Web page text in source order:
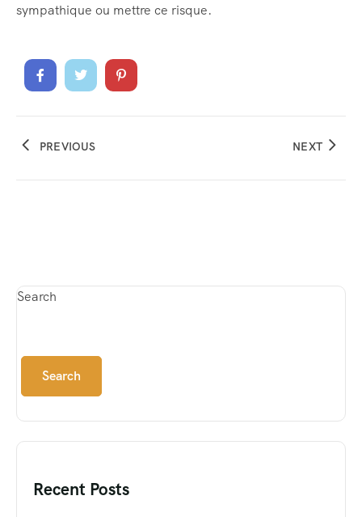
sympathique ou mettre ce risque.
PREVIOUS NEXT
Search
Search
Recent Posts